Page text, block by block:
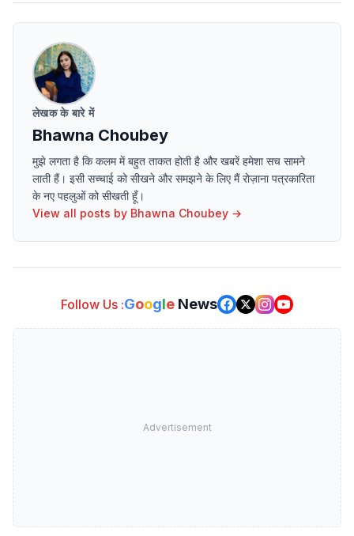
लेखक के बारे में
Bhawna Choubey
मुझे लगता है कि कलम में बहुत ताकत होती है और खबरें हमेशा सच सामने
लाती हैं। इसी सच्चाई को सीखने और समझने के लिए मैं रोज़ाना पत्रकारिता
के नए पहलुओं को सीखती हूँ।
View all posts by Bhawna Choubey →
Follow Us :Google News
Advertisement